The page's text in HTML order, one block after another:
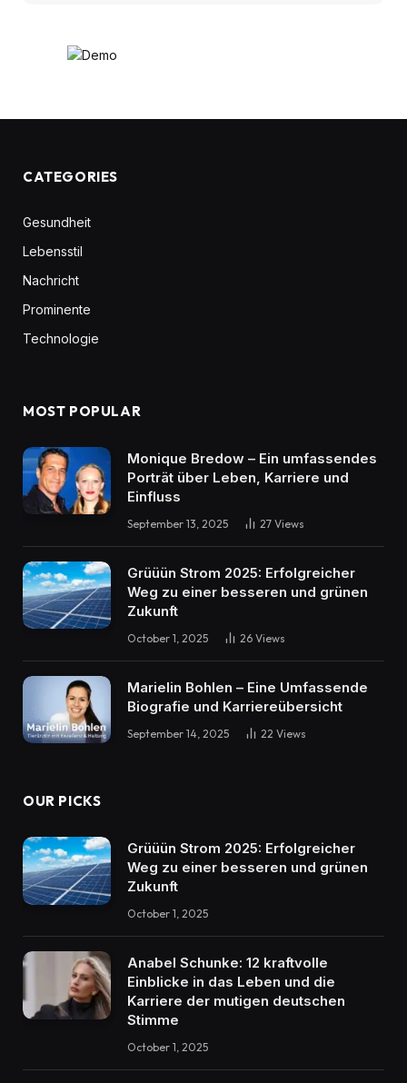
CATEGORIES
Gesundheit
Lebensstil
Nachricht
Prominente
Technologie
MOST POPULAR
Monique Bredow – Ein umfassendes
Porträt über Leben, Karriere und
Einfluss
September 13, 2025 27 Views
Grüüün Strom 2025: Erfolgreicher
Weg zu einer besseren und grünen
Zukunft
October 1, 2025 26 Views
Marielin Bohlen – Eine Umfassende
Biografie und Karriereübersicht
September 14, 2025 22 Views
OUR PICKS
Grüüün Strom 2025: Erfolgreicher
Weg zu einer besseren und grünen
Zukunft
October 1, 2025
Anabel Schunke: 12 kraftvolle
Einblicke in das Leben und die
Karriere der mutigen deutschen
Stimme
October 1, 2025